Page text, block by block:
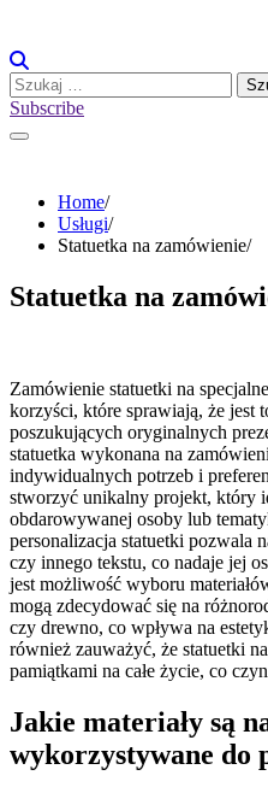
content
Szukaj:
Subscribe
Home
Usługi
Statuetka na zamówienie
Statuetka na
Zamówienie statuetki na
korzyści, które sprawiają, że
poszukujących oryginalnych
statuetka wykonana na
indywidualnych potrzeb i
stworzyć unikalny projekt, który
obdarowywanej osoby lub
personalizacja statuetki pozwala
czy innego tekstu, co nadaje jej
jest możliwość wyboru
mogą zdecydować się na
czy drewno, co wpływa na
również zauważyć, że statuetki
pamiątkami na całe życie, co
Jakie materiały są
wykorzystywane do